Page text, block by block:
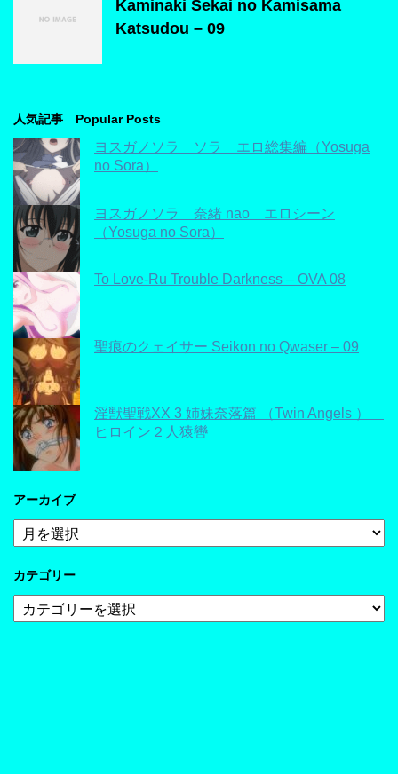
Kaminaki Sekai no Kamisama
Katsudou – 09
人気記事 Popular Posts
ヨスガノソラ ソラ エロ総集編（Yosuga
no Sora）
ヨスガノソラ 奈緒 nao エロシーン
（Yosuga no Sora）
To Love-Ru Trouble Darkness – OVA 08
聖痕のクェイサー Seikon no Qwaser – 09
淫獣聖戦XX 3 姉妹奈落篇 （Twin Angels ）
ヒロイン２人猿轡
アーカイブ
ア
ー
イ
カテゴリー
テ